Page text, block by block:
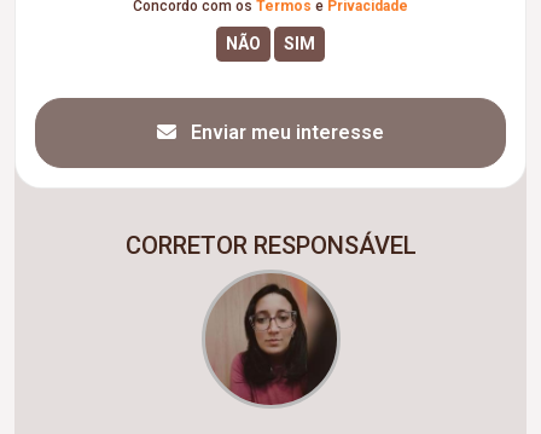
Concordo com os Termos e Privacidade
Enviar meu interesse
CORRETOR RESPONSÁVEL